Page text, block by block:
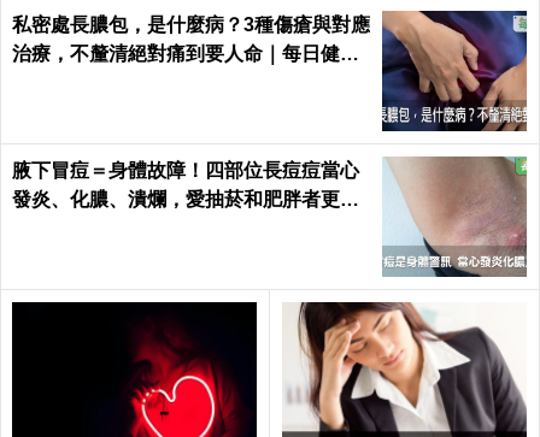
私密處長膿包，是什麼病？3種傷瘡與對應
治療，不釐清絕對痛到要人命｜每日健康
腋下冒痘＝身體故障！四部位長痘痘當心
發炎、化膿、潰爛，愛抽菸和肥胖者更要